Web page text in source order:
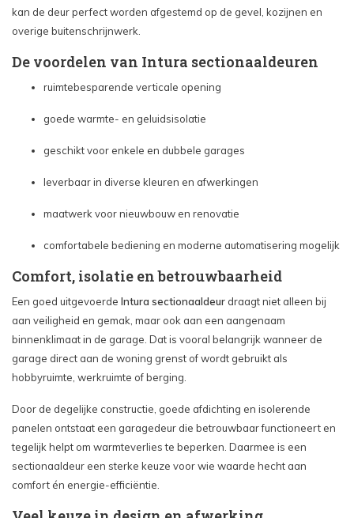
kan de deur perfect worden afgestemd op de gevel, kozijnen en
overige buitenschrijnwerk.
De voordelen van Intura sectionaaldeuren
ruimtebesparende verticale opening
goede warmte- en geluidsisolatie
geschikt voor enkele en dubbele garages
leverbaar in diverse kleuren en afwerkingen
maatwerk voor nieuwbouw en renovatie
comfortabele bediening en moderne automatisering mogelijk
Comfort, isolatie en betrouwbaarheid
Een goed uitgevoerde Intura sectionaaldeur draagt niet alleen bij
aan veiligheid en gemak, maar ook aan een aangenaam
binnenklimaat in de garage. Dat is vooral belangrijk wanneer de
garage direct aan de woning grenst of wordt gebruikt als
hobbyruimte, werkruimte of berging.
Door de degelijke constructie, goede afdichting en isolerende
panelen ontstaat een garagedeur die betrouwbaar functioneert en
tegelijk helpt om warmteverlies te beperken. Daarmee is een
sectionaaldeur een sterke keuze voor wie waarde hecht aan
comfort én energie-efficiëntie.